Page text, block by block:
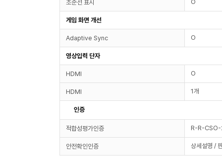
조준선 표시 O
게임 화면 개선
Adaptive Sync O
영상입력 단자
HDMI O
HDMI 1개
인증
적합성평가인증 R-R-
안전확인인증 상세설명 /